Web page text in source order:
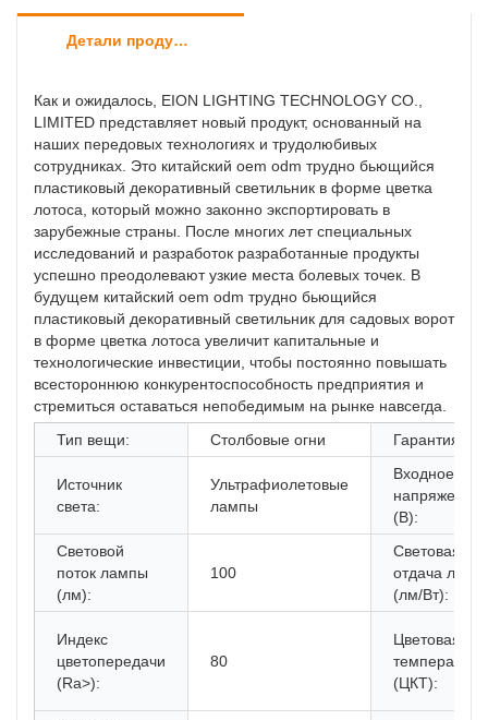
Детали продуктов
Как и ожидалось, EION LIGHTING TECHNOLOGY CO.,
LIMITED представляет новый продукт, основанный на
наших передовых технологиях и трудолюбивых
сотрудниках. Это китайский oem odm трудно бьющийся
пластиковый декоративный светильник в форме цветка
лотоса, который можно законно экспортировать в
зарубежные страны. После многих лет специальных
исследований и разработок разработанные продукты
успешно преодолевают узкие места болевых точек. В
будущем китайский oem odm трудно бьющийся
пластиковый декоративный светильник для садовых ворот
в форме цветка лотоса увеличит капитальные и
технологические инвестиции, чтобы постоянно повышать
всестороннюю конкурентоспособность предприятия и
стремиться оставаться непобедимым на рынке навсегда.
Тип вещи:
Столбовые огни Гарантия
Источник
света:
Ультрафиолетовые
лампы
Входное
напряжение
(В):
Световой
поток лампы
(лм):
100
Световая
отдача
(лм/Вт):
Индекс
цветопередачи
(Ra>):
80
Цветовая
температура
(ЦКТ):